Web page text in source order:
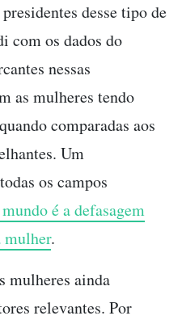
desse tipo de
com os dados do
nessas
as mulheres tendo
comparadas aos
Um
os campos
é a defasagem
mulher.
mulheres ainda
relevantes. Por